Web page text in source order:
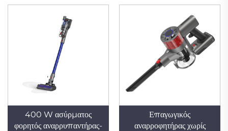
φορητός για χρήση στο
σπίτι και το αυτοκίνητο
δαπέδων σε οικιακή και
ξενοδοχειακή χρήση
400 W ασύρματος
φορητός αναρρυπαντήρας-
Επαγωγικός
αναρροφητήρας χωρίς